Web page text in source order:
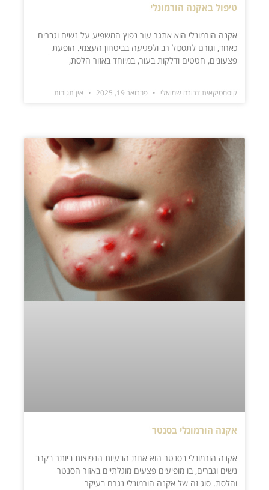
טיפול באקנה הורמונלי
אקנה הורמונלי הוא אתגר עור נפוץ המשפיע על נשים וגברים
כאחד, וגורם לתסכול רב ולפגיעה בביטחון העצמי. הופעת
פצעונים, חטטים ודלקות בעור, במיוחד באזור הלסת,
קוסמטיקאית דרורה שמואלי פברואר 19, 2025 אין תגובות
אקנה הורמונלי בסנטר
אקנה הורמונלי בסנטר הוא אחת הבעיות הנפוצות ביותר בקרב
נשים וגברים, בו מופיעים פצעים מוגלתיים באזור הסנטר
והלסת. סוג זה של אקנה הורמונלי נגרם בעיקר